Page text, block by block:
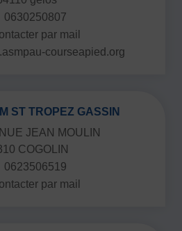
0630250807
par mail
courseapied.org
ST TROPEZ GASSIN
JEAN MOULIN
COGOLIN
0623506519
par mail